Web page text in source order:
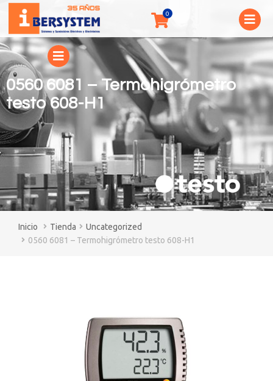
0560 6081 – Termohigrómetro
testo 608-H1
You are here:
Tienda
Uncategorized
0560 6081 – Termohigrómetro testo 608-H1